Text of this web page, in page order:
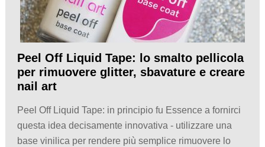
Peel Off Liquid Tape: lo smalto pellicola
per rimuovere glitter, sbavature e creare
nail art
Peel Off Liquid Tape: in principio fu Essence a fornirci
questa idea decisamente innovativa - utilizzare una
base vinilica per rendere più semplice rimuovere lo